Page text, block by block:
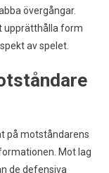
övergångar.
upprätthålla form
av spelet.
på motståndarens
Mot lag
de defensiva